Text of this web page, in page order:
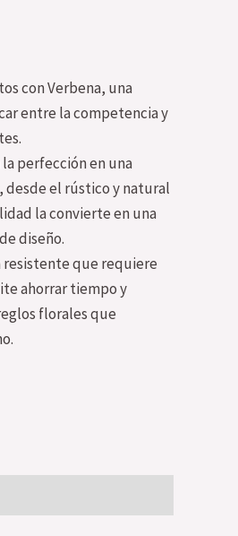
con Verbena, una
entre la competencia y
la perfección en una
desde el rústico y natural
la convierte en una
diseño.
resistente que requiere
ahorrar tiempo y
florales que